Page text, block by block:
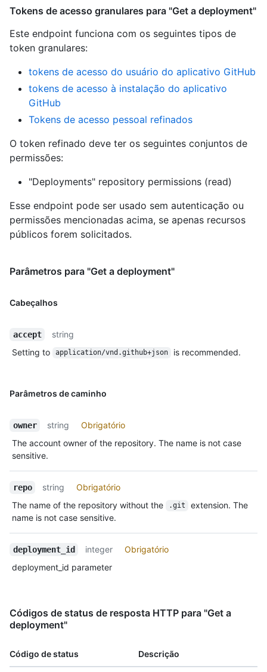
Tokens de acesso granulares para "Get a deployment"
Este endpoint funciona com os seguintes tipos de
token granulares:
tokens de acesso do usuário do aplicativo GitHub
tokens de acesso à instalação do aplicativo
GitHub
Tokens de acesso pessoal refinados
O token refinado deve ter os seguintes conjuntos de
permissões:
"Deployments" repository permissions (read)
Esse endpoint pode ser usado sem autenticação ou
permissões mencionadas acima, se apenas recursos
públicos forem solicitados.
Parâmetros para "Get a deployment"
Cabeçalhos
accept
string
Setting to
application/vnd.github+json is recommended.
Parâmetros de caminho
owner string
Obrigatório
The account owner of the repository. The name is not case
sensitive.
repo string
Obrigatório
The name of the repository without the
.git
extension. The
name is not case sensitive.
deployment_id integer
Obrigatório
deployment_id parameter
Códigos de status de resposta HTTP para "Get a
deployment"
Código de status Descrição